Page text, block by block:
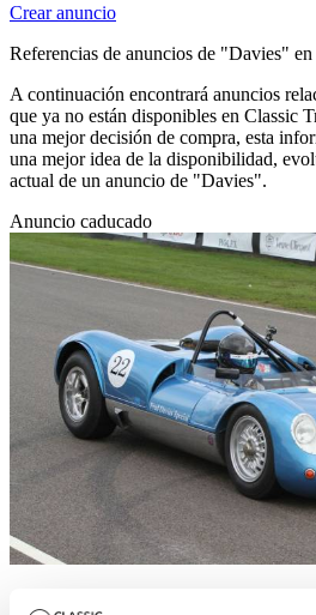
Crear anuncio
Referencias de anuncios de "Davies"
A continuación encontrará anuncios
que ya no están disponibles en Classic
una mejor decisión de compra, esta
una mejor idea de la disponibilidad,
actual de un anuncio de "Davies".
Anuncio caducado
1961 | Davies Special Can-Am